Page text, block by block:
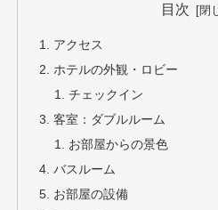
目次
アクセス
ホテルの外観・ロビー
チェックイン
客室：ダブルルーム
お部屋からの景色
バスルーム
お部屋の設備